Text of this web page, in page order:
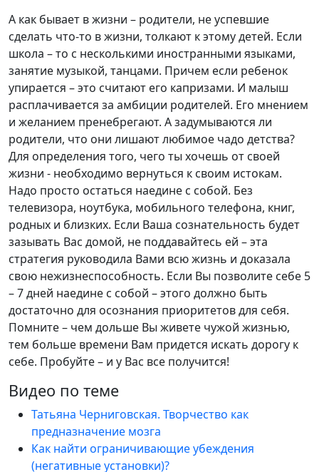
А как бывает в жизни – родители, не успевшие
сделать что-то в жизни, толкают к этому детей. Если
школа – то с несколькими иностранными языками,
занятие музыкой, танцами. Причем если ребенок
упирается – это считают его капризами. И малыш
расплачивается за амбиции родителей. Его мнением
и желанием пренебрегают. А задумываются ли
родители, что они лишают любимое чадо детства?
Для определения того, чего ты хочешь от своей
жизни - необходимо вернуться к своим истокам.
Надо просто остаться наедине с собой. Без
телевизора, ноутбука, мобильного телефона, книг,
родных и близких. Если Ваша сознательность будет
зазывать Вас домой, не поддавайтесь ей – эта
стратегия руководила Вами всю жизнь и доказала
свою нежизнеспособность. Если Вы позволите себе 5
– 7 дней наедине с собой – этого должно быть
достаточно для осознания приоритетов для себя.
Помните – чем дольше Вы живете чужой жизнью,
тем больше времени Вам придется искать дорогу к
себе. Пробуйте – и у Вас все получится!
Видео по теме
Татьяна Черниговская. Творчество как
предназначение мозга
Как найти ограничивающие убеждения
(негативные установки)?